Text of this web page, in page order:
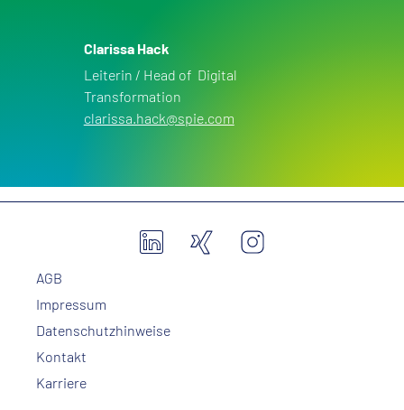
Clarissa Hack
Leiterin / Head of Digital
Transformation
clarissa.hack@spie.com
AGB
Impressum
Datenschutzhinweise
Kontakt
Karriere